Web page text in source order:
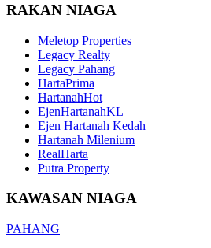
RAKAN NIAGA
Meletop Properties
Legacy Realty
Legacy Pahang
HartaPrima
HartanahHot
EjenHartanahKL
Ejen Hartanah Kedah
Hartanah Milenium
RealHarta
Putra Property
KAWASAN NIAGA
PAHANG